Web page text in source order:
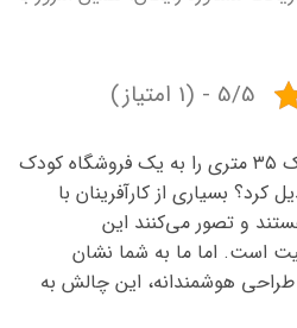
5/5 - (1 امتیاز)
آیا می‌توان یک فضای کوچک ۳۵ متری را به یک فروشگاه کودک
بسیاری از کارآفرینان با
و تصور می‌کنند این
است. اما ما به شما نشان
هوشمندانه، این چالش به